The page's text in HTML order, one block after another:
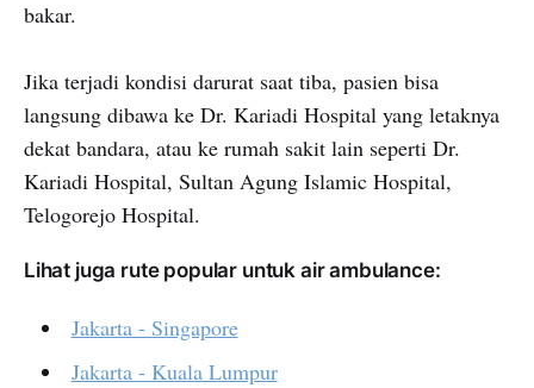
bakar.
Jika terjadi kondisi darurat saat tiba, pasien bisa
langsung dibawa ke Dr. Kariadi Hospital yang letaknya
dekat bandara, atau ke rumah sakit lain seperti Dr.
Kariadi Hospital, Sultan Agung Islamic Hospital,
Telogorejo Hospital.
Lihat juga rute popular untuk air ambulance:
Jakarta - Singapore
Jakarta - Kuala Lumpur